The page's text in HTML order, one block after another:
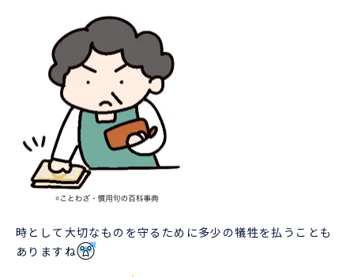
時として大切なものを守るために多少の犠牲を払うことも
ありますね